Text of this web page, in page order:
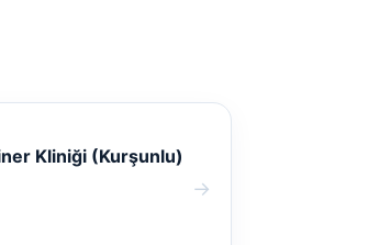
Kliniği (Kurşunlu)
→